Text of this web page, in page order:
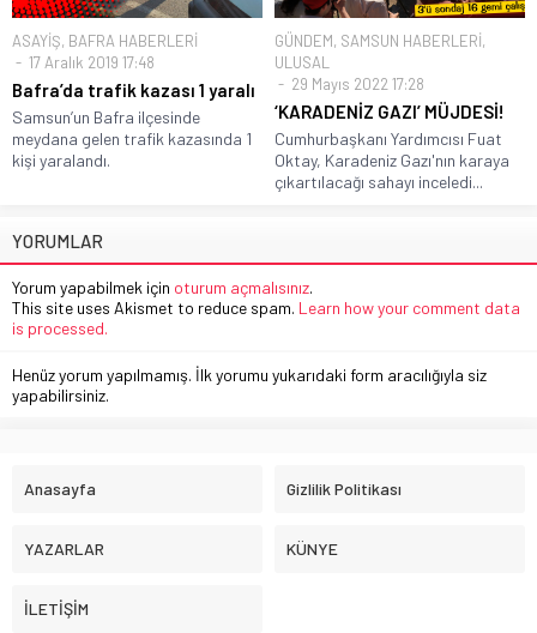
ASAYİŞ, BAFRA HABERLERİ
17 Aralık 2019 17:48
Bafra’da trafik kazası 1 yaralı
Samsun’un Bafra ilçesinde
meydana gelen trafik kazasında 1
kişi yaralandı.
GÜNDEM, SAMSUN HABERLERİ,
ULUSAL
29 Mayıs 2022 17:28
‘KARADENİZ GAZI’ MÜJDESİ!
Cumhurbaşkanı Yardımcısı Fuat
Oktay, Karadeniz Gazı'nın karaya
çıkartılacağı sahayı inceledi...
YORUMLAR
Yorum yapabilmek için oturum açmalısınız.
This site uses Akismet to reduce spam. Learn how your comment data
is processed.
Henüz yorum yapılmamış. İlk yorumu yukarıdaki form aracılığıyla siz
yapabilirsiniz.
Anasayfa Gizlilik Politikası
YAZARLAR KÜNYE
İLETİŞİM